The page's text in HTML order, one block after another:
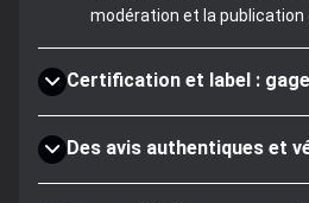
modération et la publication
Certification et label :
Des avis authentiques et